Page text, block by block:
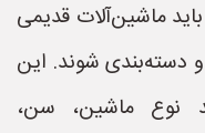
ماشین‌آلات قدیمی
دسته‌بندی شوند. این
نوع ماشین، سن،